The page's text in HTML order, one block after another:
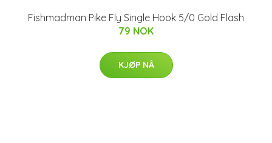
Fishmadman Pike Fly Single Hook 5/0 Gold Flash
79 NOK
KJØP NÅ